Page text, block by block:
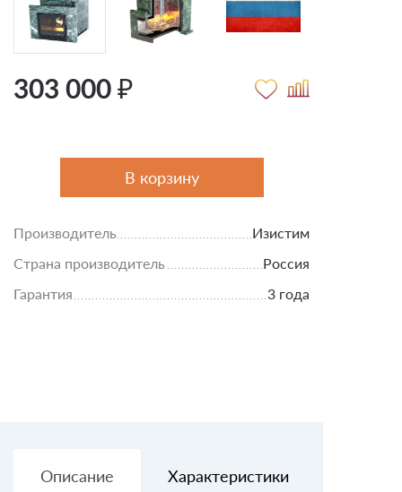
303 000 ₽
В корзину
Производитель
Изистим
Страна производитель
Россия
Гарантия
3 года
Описание Характеристики